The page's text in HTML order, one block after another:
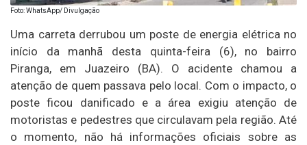
Foto: WhatsApp/ Divulgação
Uma carreta derrubou um poste de energia elétrica no
início da manhã desta quinta-feira (6), no bairro
Piranga, em Juazeiro (BA). O acidente chamou a
atenção de quem passava pelo local. Com o impacto, o
poste ficou danificado e a área exigiu atenção de
motoristas e pedestres que circulavam pela região. Até
o momento, não há informações oficiais sobre as